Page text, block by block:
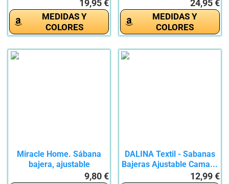
19,95 €
MEDIDAS Y
COLORES
24,95 €
MEDIDAS Y
COLORES
Miracle Home. Sábana
bajera, ajustable
9,80 €
DALINA Textil - Sabanas
Bajeras Ajustable Cama...
12,99 €